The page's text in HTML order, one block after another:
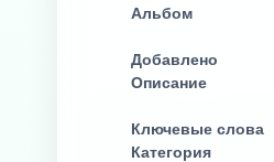
Альбом
Добавлено
Описание
Ключевые слова
Категория